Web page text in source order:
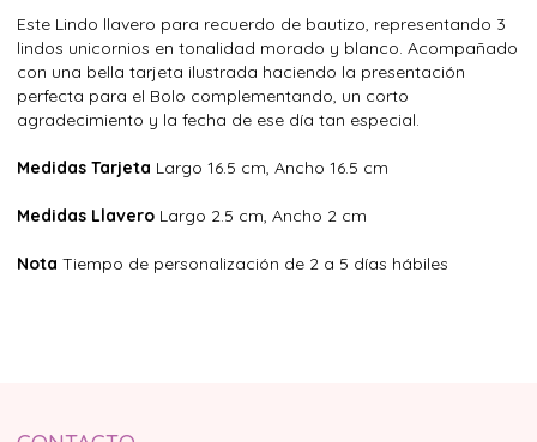
Este Lindo llavero para recuerdo de bautizo, representando 3
lindos unicornios en tonalidad morado y blanco. Acompañado
con una bella tarjeta ilustrada haciendo la presentación
perfecta para el Bolo complementando, un corto
agradecimiento y la fecha de ese día tan especial.
Medidas Tarjeta Largo 16.5 cm, Ancho 16.5 cm
Medidas Llavero Largo 2.5 cm, Ancho 2 cm
Nota Tiempo de personalización de 2 a 5 días hábiles